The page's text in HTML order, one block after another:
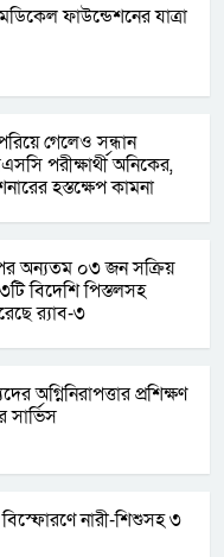
ফাউন্ডেশনের যাত্রা
গেলেও সন্ধান
পরীক্ষার্থী অনিকের,
হস্তক্ষেপ কামনা
অন্যতম ০৩ জন সক্রিয়
বিদেশি পিস্তলসহ
র‍্যাব-৩
অগ্নিনিরাপত্তার প্রশিক্ষণ
সার্ভিস
বিস্ফোরণে নারী-শিশুসহ ৩